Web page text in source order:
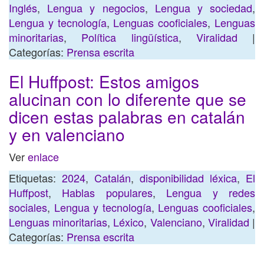
Inglés, Lengua y negocios, Lengua y sociedad,
Lengua y tecnología, Lenguas cooficiales, Lenguas
minoritarias, Política lingüística, Viralidad |
Categorías: Prensa escrita
El Huffpost: Estos amigos
alucinan con lo diferente que se
dicen estas palabras en catalán
y en valenciano
Verenlace
Etiquetas: 2024, Catalán, disponibilidad léxica, El
Huffpost, Hablas populares, Lengua y redes
sociales, Lengua y tecnología, Lenguas cooficiales,
Lenguas minoritarias, Léxico, Valenciano, Viralidad |
Categorías: Prensa escrita